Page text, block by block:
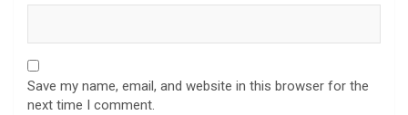
Save my name, email, and website in this browser for the
next time I comment.